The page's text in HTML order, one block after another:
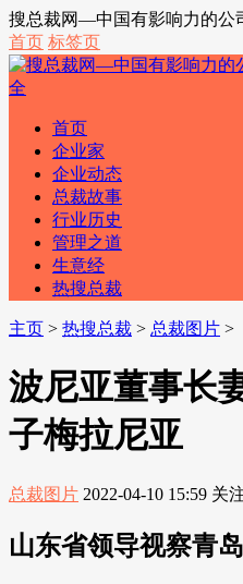
搜总裁网—中国有影响力的公
首页 标签页
首页
企业家
企业动态
总裁故事
行业历史
管理之道
生意经
热搜总裁
主页 > 热搜总裁 > 总裁图片 >
波尼亚董事长
子梅拉尼亚
总裁图片 2022-04-10 15:59 关
山东省领导视察青